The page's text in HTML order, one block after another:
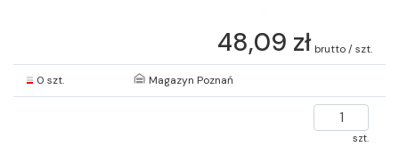
48,09 zł brutto / szt.
0 szt. Magazyn Poznań
szt.